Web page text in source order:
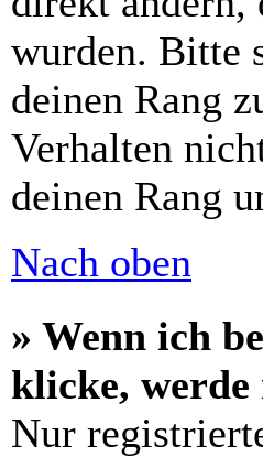
wurden. Bitte
deinen Rang
Verhalten
deinen Rang
Nach oben
» Wenn ich
klicke,
Nur